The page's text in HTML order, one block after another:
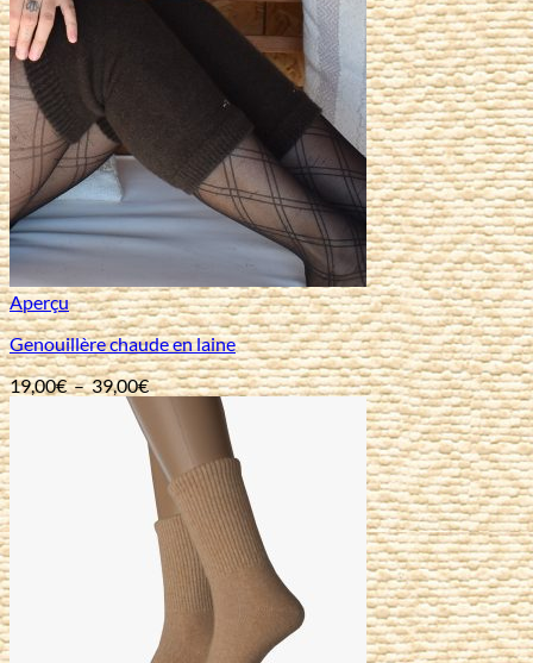
Aperçu
Genouillère chaude en laine
19,00€–39,00€Plage
prix :
19,00€
à
39,00€